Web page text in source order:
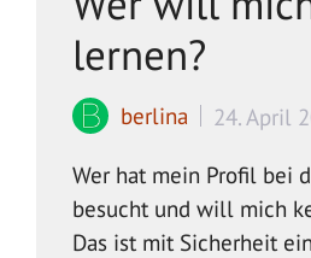
lernen?
berlina
24. April
Wer hat mein Profil bei
besucht und will mich
Das ist mit Sicherheit